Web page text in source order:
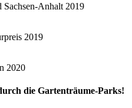
Anhalt 2019
2019
2020
die Gartenträume-Parks!